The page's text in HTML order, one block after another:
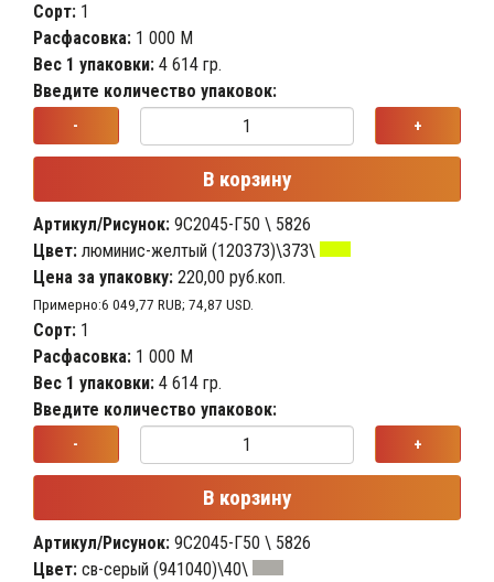
Сорт: 1
Расфасовка: 1 000 М
Вес 1 упаковки: 4 614 гр.
Введите количество упаковок:
- +
В корзину
Артикул/Рисунок: 9С2045-Г50 \ 5826
Цвет: люминис-желтый (120373)\373\
Цена за упаковку: 220,00 руб.коп.
Примерно:6 049,77 RUB; 74,87 USD.
Сорт: 1
Расфасовка: 1 000 М
Вес 1 упаковки: 4 614 гр.
Введите количество упаковок:
- +
В корзину
Артикул/Рисунок: 9С2045-Г50 \ 5826
Цвет: св-серый (941040)\40\